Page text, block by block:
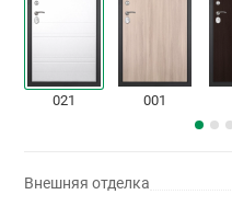
021 001
Внешняя отделка